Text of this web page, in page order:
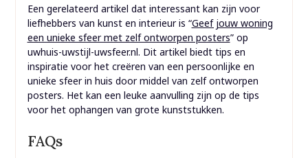
Een gerelateerd artikel dat interessant kan zijn voor
liefhebbers van kunst en interieur is “Geef jouw woning
een unieke sfeer met zelf ontworpen posters” op
uwhuis-uwstijl-uwsfeer.nl. Dit artikel biedt tips en
inspiratie voor het creëren van een persoonlijke en
unieke sfeer in huis door middel van zelf ontworpen
posters. Het kan een leuke aanvulling zijn op de tips
voor het ophangen van grote kunststukken.
FAQs